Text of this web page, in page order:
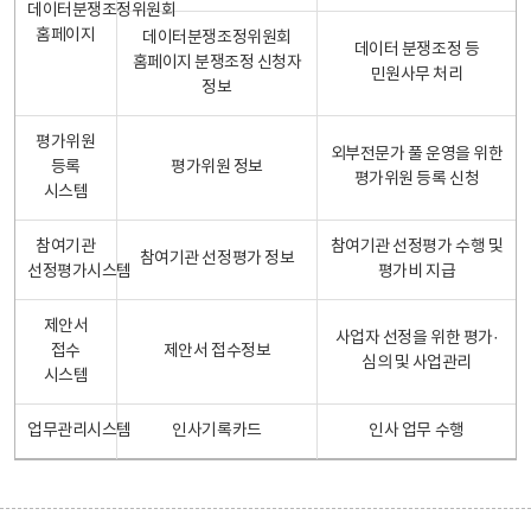
데이터분쟁조정위원회
홈페이지
데이터분쟁조정위원회
홈페이지 분쟁조정 신청자
정보
데이터 분쟁조정 등
민원사무 처리
평가위원
등록
시스템
평가위원 정보
외부전문가 풀 운영을 위한
평가위원 등록 신청
참여기관
선정평가시스템
참여기관 선정평가 정보
참여기관 선정평가 수행 및
평가비 지급
제안서
접수
시스템
제안서 접수정보
사업자 선정을 위한 평가·
심의 및 사업관리
업무관리시스템 인사기록카드 인사 업무 수행